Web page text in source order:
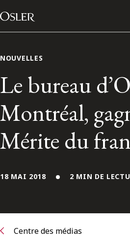
Passer au contenu
Main Navigation
NOUVELLES
Le bureau
Montréal,
Mérite du
18 MAI 2018 2 MIN DE
Centre des médias